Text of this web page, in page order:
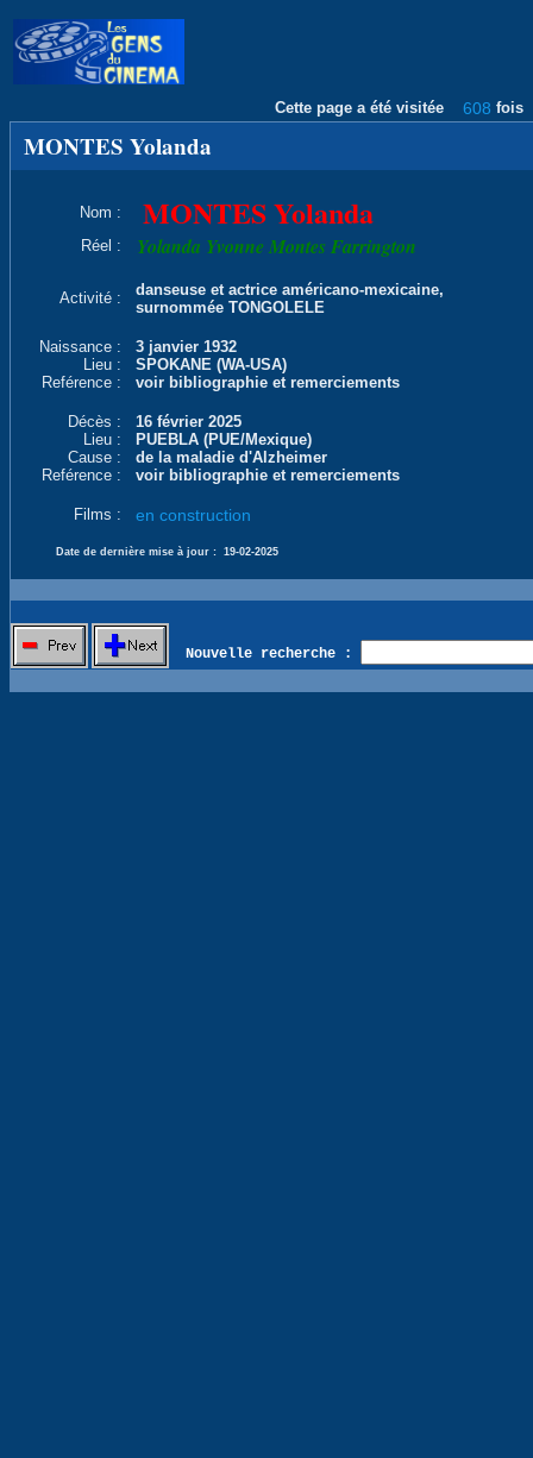
Cette page a été visitée 608 fois
MONTES Yolanda
Nom : MONTES Yolanda
Réel : Yolanda Yvonne Montes Farrington
Activité :
danseuse et actrice américano-mexicaine,
surnommée TONGOLELE
Naissance :
3 janvier 1932
Lieu :
SPOKANE (WA-USA)
Reférence :
voir bibliographie et remerciements
Décès :
16 février 2025
Lieu :
PUEBLA (PUE/Mexique)
Cause :
de la maladie d'Alzheimer
Reférence :
voir bibliographie et remerciements
Films : en construction
Date de dernière mise à jour : 19-02-2025
Nouvelle recherche :